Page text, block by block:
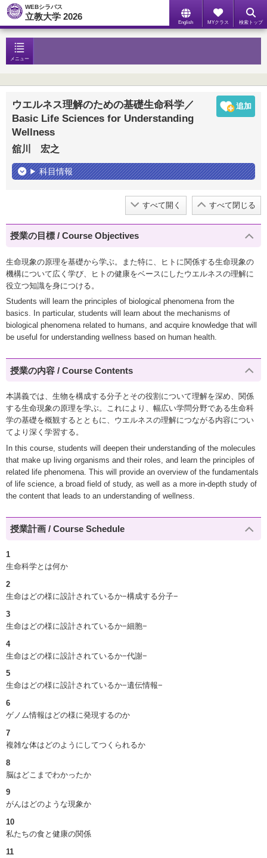
WEBシラバス
立教大学 2026
English MYクラス 検索トップ
メニュー
ウエルネス理解のための基礎生命科学／
Basic Life Sciences for Understanding
Wellness
舘川 宏之
科目情報
すべて開く すべて閉じる
授業の目標 / Course Objectives
生命現象の原理を基礎から学ぶ。また特に、ヒトに関係する生命現象の
機構について広く学び、ヒトの健康をベースにしたウエルネスの理解に
役立つ知識を身につける。
Students will learn the principles of biological phenomena from the
basics. In particular, students will learn about the mechanisms of
biological phenomena related to humans, and acquire knowledge that will
be useful for understanding wellness based on human health.
授業の内容 / Course Contents
本講義では、生物を構成する分子とその役割について理解を深め、関係
する生命現象の原理を学ぶ。これにより、幅広い学問分野である生命科
学の基礎を概観するとともに、ウエルネスの理解につながる内容につい
てより深く学習する。
In this course, students will deepen their understanding of the molecules
that make up living organisms and their roles, and learn the principles of
related life phenomena. This will provide an overview of the fundamentals
of life science, a broad field of study, as well as a more in-depth study of
the content that leads to an understanding of wellness.
授業計画 / Course Schedule
1
生命科学とは何か
2
生命はどの様に設計されているか−構成する分子−
3
生命はどの様に設計されているか−細胞−
4
生命はどの様に設計されているか−代謝−
5
生命はどの様に設計されているか−遺伝情報−
6
ゲノム情報はどの様に発現するのか
7
複雑な体はどのようにしてつくられるか
8
脳はどこまでわかったか
9
がんはどのような現象か
10
私たちの食と健康の関係
11